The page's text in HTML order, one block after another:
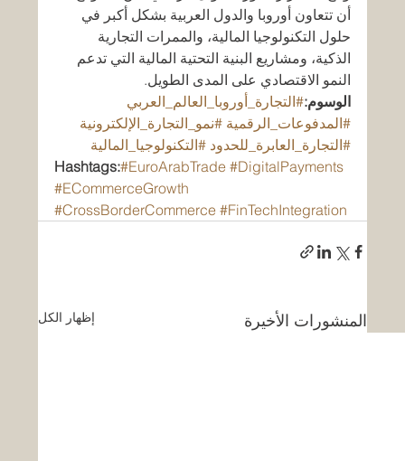
أن تتعاون أوروبا والدول العربية بشكل أكبر في
حلول التكنولوجيا المالية، والممرات التجارية
الذكية، ومشاريع البنية التحتية المالية التي تدعم
النمو الاقتصادي على المدى الطويل.
الوسوم:#التجارة_أوروبا_العالم_العربي
#المدفوعات_الرقمية #نمو_التجارة_الإلكترونية
#التجارة_العابرة_للحدود #التكنولوجيا_المالية
Hashtags:#EuroArabTrade #DigitalPayments
#ECommerceGrowth
#CrossBorderCommerce #FinTechIntegration
المنشورات الأخيرة إظهار الكل